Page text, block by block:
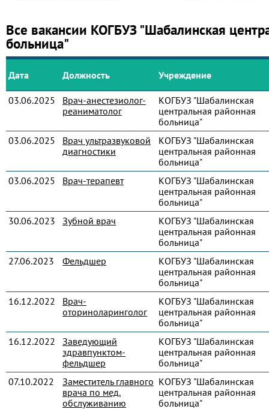
Все вакансии КОГБУЗ "Шабалинская
больница"
Дата Должность Учреждение
03.06.2025
Врач-анестезиолог-
реаниматолог
КОГБУЗ "Шабалинская
центральная районная
больница"
03.06.2025
Врач ультразвуковой
диагностики
КОГБУЗ "Шабалинская
центральная районная
больница"
03.06.2025
Врач-терапевт
КОГБУЗ "Шабалинская
центральная районная
больница"
30.06.2023
Зубной врач
КОГБУЗ "Шабалинская
центральная районная
больница"
27.06.2023
Фельдшер
КОГБУЗ "Шабалинская
центральная районная
больница"
16.12.2022
Врач-
оториноларинголог
КОГБУЗ "Шабалинская
центральная районная
больница"
16.12.2022
Заведующий
здравпунктом-
фельдшер
КОГБУЗ "Шабалинская
центральная районная
больница"
07.10.2022
Заместитель главного
врача по мед.
обслуживанию
КОГБУЗ "Шабалинская
центральная районная
больница"